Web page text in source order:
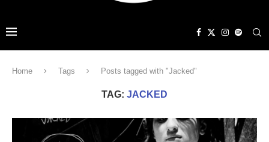
Home Tags Posts tagged with "Jacked"
TAG: JACKED